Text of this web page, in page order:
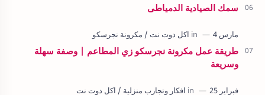
سمك الصيادية الدمياطى
طريقة عمل مكرونة نجرسكو زي المطاعم | وصفة سهلة
وسريعة